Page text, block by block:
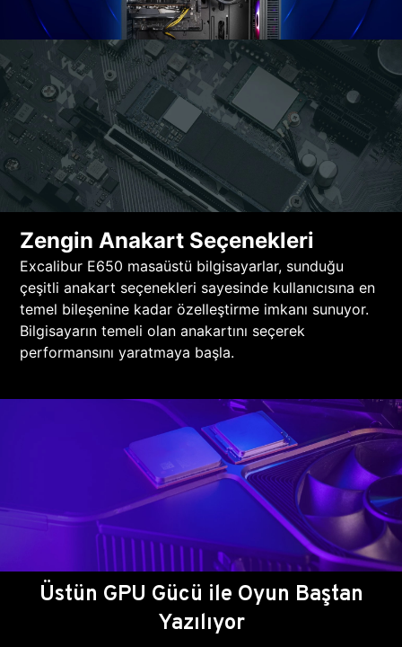
Zengin Anakart Seçenekleri
Excalibur E650 masaüstü bilgisayarlar, sunduğu
çeşitli anakart seçenekleri sayesinde kullanıcısına en
temel bileşenine kadar özelleştirme imkanı sunuyor.
Bilgisayarın temeli olan anakartını seçerek
performansını yaratmaya başla.
Üstün GPU Gücü ile Oyun Baştan
Yazılıyor